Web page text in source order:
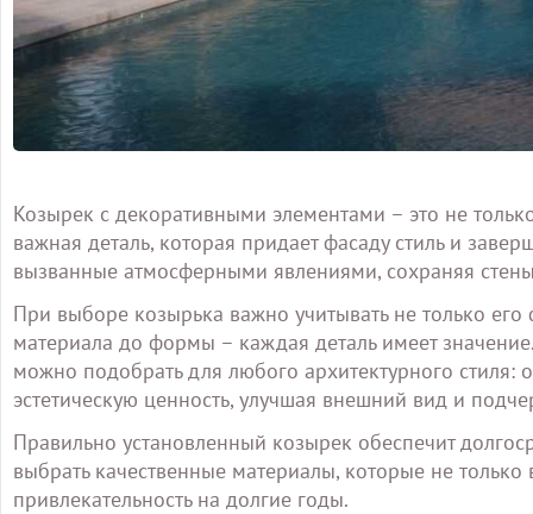
Козырек с декоративными элементами – это не
важная деталь, которая придает фасаду стиль и
вызванные атмосферными явлениями, сохраняя
При выборе козырька важно учитывать не только
материала до формы – каждая деталь имеет
можно подобрать для любого архитектурного
эстетическую ценность, улучшая внешний вид и
Правильно установленный козырек обеспечит
выбрать качественные материалы, которые не
привлекательность на долгие годы.